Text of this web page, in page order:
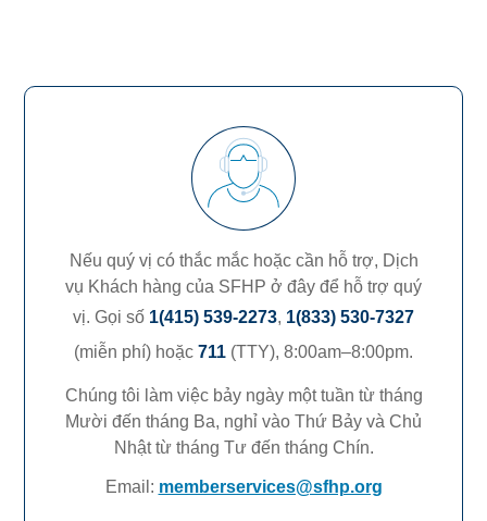
Nếu quý vị có thắc mắc hoặc cần hỗ trợ, Dịch
vụ Khách hàng của SFHP ở đây để hỗ trợ quý
vị. Gọi số 1(415) 539-2273, 1(833) 530-7327
(miễn phí) hoặc 711 (TTY), 8:00am–8:00pm.
Chúng tôi làm việc bảy ngày một tuần từ tháng
Mười đến tháng Ba, nghỉ vào Thứ Bảy và Chủ
Nhật từ tháng Tư đến tháng Chín.
Email: memberservices@sfhp.org